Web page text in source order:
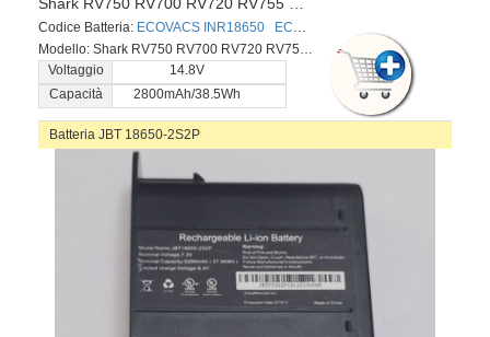
Codice Batteria: ECOVACS INR18650
ECOVACS M26-4S1P
Modello: Shark RV750 RV700 RV720 RV755 RVBAT700 Ecovacs Deebot CEN360 CEN361 N79 DN622 T560H TAB-T550WSC DH35 DH43 DH45 BFD-Wsq
Voltaggio
14.8V
Capacità
2800mAh/38.5Wh
Batteria JBT 18650-2S2P